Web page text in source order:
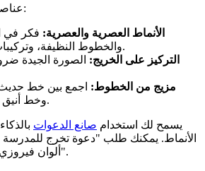
عناصر رئيسية يجب مراعاتها:
الأنماط العصرية والعصرية: فكر في
والخطوط النظيفة، وتركيبات الألوان الشائعة.
التركيز على الخريج: الصورة الجيدة
مزيج من الخطوط: اجمع بين خط
وخط أنيق أكثر لاسم الخريج.
يسمح لك استخدام صانع الدعوات
الأنماط. يمكنك طلب "دعوة تخرج للمدرسة
ألوان فيروزي وفضي وخلفية هندسية".